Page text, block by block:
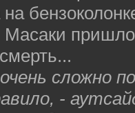
на
сложно
-